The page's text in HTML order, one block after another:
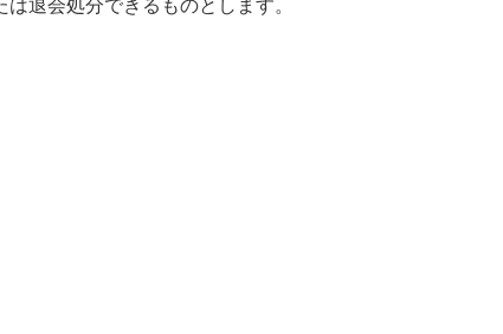
退会処分できるものとします。